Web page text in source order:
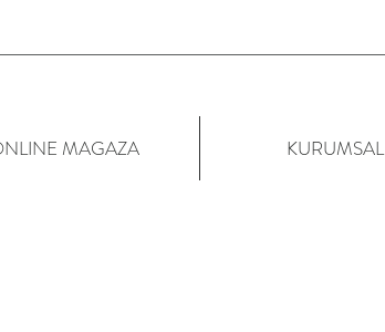
MAGAZA KURUMSAL